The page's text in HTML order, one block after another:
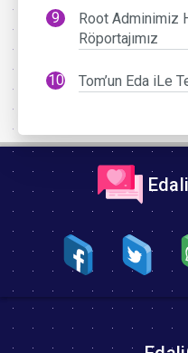
Root Adminimiz
Röportajımız
Tom’un Eda iLe